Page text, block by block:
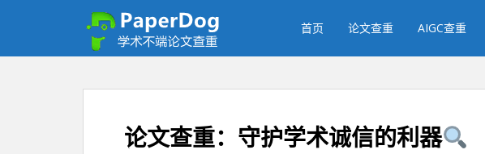
首页 论文查重 AIGC查重
论文查重：守护学术诚信的利器